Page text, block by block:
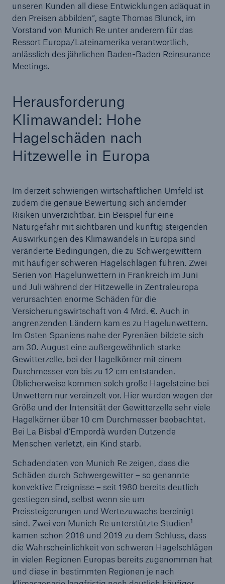
unseren Kunden all diese Entwicklungen adäquat in
den Preisen abbilden“, sagte Thomas Blunck, im
Vorstand von Munich Re unter anderem für das
Ressort Europa/Lateinamerika verantwortlich,
anlässlich des jährlichen Baden-Baden Reinsurance
Meetings.
Herausforderung
Klimawandel: Hohe
Hagelschäden nach
Hitzewelle in Europa
Im derzeit schwierigen wirtschaftlichen Umfeld ist
zudem die genaue Bewertung sich ändernder
Risiken unverzichtbar. Ein Beispiel für eine
Naturgefahr mit sichtbaren und künftig steigenden
Auswirkungen des Klimawandels in Europa sind
veränderte Bedingungen, die zu Schwergewittern
mit häufiger schweren Hagelschlägen führen. Zwei
Serien von Hagelunwettern in Frankreich im Juni
und Juli während der Hitzewelle in Zentraleuropa
verursachten enorme Schäden für die
Versicherungswirtschaft von 4 Mrd. €. Auch in
angrenzenden Ländern kam es zu Hagelunwettern.
Im Osten Spaniens nahe der Pyrenäen bildete sich
am 30. August eine außergewöhnlich starke
Gewitterzelle, bei der Hagelkörner mit einem
Durchmesser von bis zu 12 cm entstanden.
Üblicherweise kommen solch große Hagelsteine bei
Unwettern nur vereinzelt vor. Hier wurden wegen der
Größe und der Intensität der Gewitterzelle sehr viele
Hagelkörner über 10 cm Durchmesser beobachtet.
Bei La Bisbal d’Empordà wurden Dutzende
Menschen verletzt, ein Kind starb.
Schadendaten von Munich Re zeigen, dass die
Schäden durch Schwergewitter – so genannte
konvektive Ereignisse – seit 1980 bereits deutlich
gestiegen sind, selbst wenn sie um
Preissteigerungen und Wertezuwachs bereinigt
sind. Zwei von Munich Re unterstützte Studien1
kamen schon 2018 und 2019 zu dem Schluss, dass
die Wahrscheinlichkeit von schweren Hagelschlägen
in vielen Regionen Europas bereits zugenommen hat
und diese in bestimmten Regionen je nach
Seite öffnen
Munich Re bestätigt Jahresziel; solider
Quartalsgewinn
Munich Re verkündet Gewinnziel von 4,0 Mrd. €
Munich Re erzielt Quartalsergebnis von ca. 0,5
Mrd. € – Jahresprognose bestätigt
Wechsel im Vorstand von Munich Re
Extreme Inflation und Naturkatastrophen
erfordern diszipliniertes Risikomanagement
Munich Re mit solidem Quartalsergebnis in Q2
Corporate Venture TreeTrust vermittelt
hochwertige Aufforstungsprojekte zur CO2-
Kompensation
Makroökonomische Turbulenzen fordern
Versicherungsmärkte
Naturkatastrophen im 1. Halbjahr 2022
Corporate Venture TreeTrust vermittelt
hochwertige Aufforstungsprojekte zur CO2-
Kompensation
Dritter Green Bond von Munich Re zielt auf US-
Markt
Quartalsmitteilung 1/2022
CertAI: Neuer Prüfservice von Munich Re für
vertrauenswürdige Künstliche Intelligenz
Munich Re übertrifft Gewinnziel
Hauptversammlung beschließt Erhöhung der
Dividende auf 11 € je Aktie
Munich Re beschließt Aktienrückkauf und erhöht
die Dividende deutlich
Naturkatastrophen-Bilanz 2021
Munich Re erweitert Vorstand